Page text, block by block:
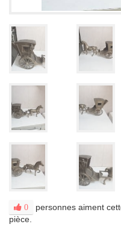
0
personnes aiment
pièce.